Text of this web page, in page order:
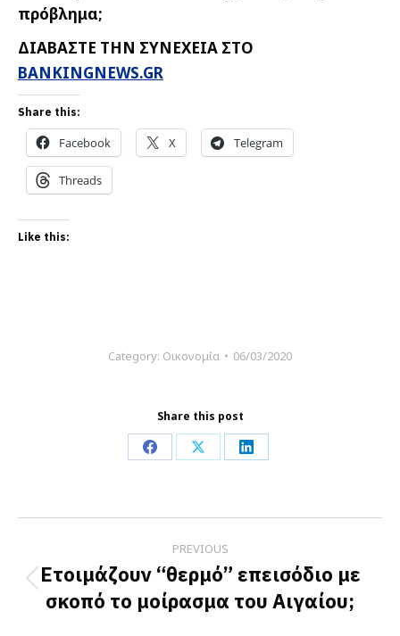
πρόβλημα;
ΔΙΑΒΑΣΤΕ ΤΗΝ ΣΥΝΕΧΕΙΑ ΣΤΟ
BANKINGNEWS.GR
Share this:
Facebook X Telegram
Threads
Like this:
Category: Οικονομία 06/03/2020
Share this post
Share
Facebook
Share
X
Share
LinkedIn
navigation
PREVIOUS
Previous
post:
Ετοιμάζουν “θερμό” επεισόδιο με
σκοπό το μοίρασμα του Αιγαίου;